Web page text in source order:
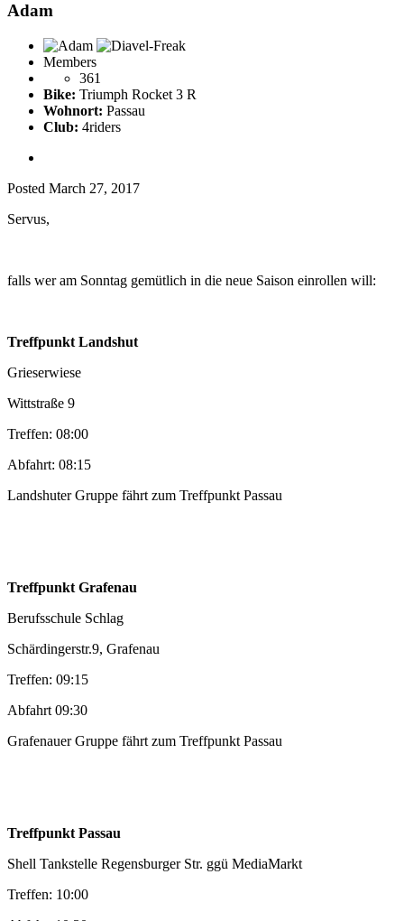
Adam
Members
361
Bike: Triumph Rocket 3 R
Wohnort: Passau
Club: 4riders
Posted March 27, 2017
Servus,
falls wer am Sonntag gemütlich in die neue Saison einrollen will:
Treffpunkt Landshut
Grieserwiese
Wittstraße 9
Treffen: 08:00
Abfahrt: 08:15
Landshuter Gruppe fährt zum Treffpunkt Passau
Treffpunkt Grafenau
Berufsschule Schlag
Schärdingerstr.9, Grafenau
Treffen: 09:15
Abfahrt 09:30
Grafenauer Gruppe fährt zum Treffpunkt Passau
Treffpunkt Passau
Shell Tankstelle Regensburger Str. ggü MediaMarkt
Treffen: 10:00